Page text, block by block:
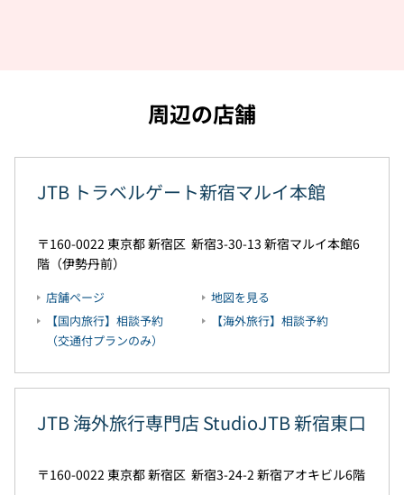
周辺の店舗
JTB トラベルゲート新宿マルイ本館
160-0022 東京都新宿区 新宿3-30-13 新宿マルイ本館6
階（伊勢丹前）
店舗ページ
【国内旅行】相談予約
（交通付プランのみ）
地図を見る
【海外旅行】相談予約
JTB 海外旅行専門店 StudioJTB 新宿東口
160-0022 東京都新宿区 新宿3-24-2 新宿アオキビル6階